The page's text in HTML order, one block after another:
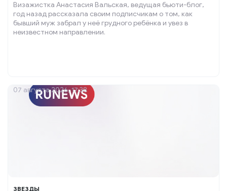
Визажистка Анастасия Вальская, ведущая бьюти-блог,
год назад рассказала своим подписчикам о том, как
бывший муж забрал у неё грудного ребёнка и увез в
неизвестном направлении.
ЗВЕЗДЫ
07 августа 2026, 17:38